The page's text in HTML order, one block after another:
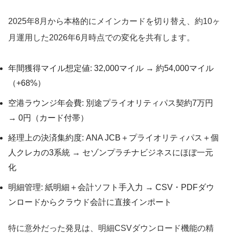
2025年8月から本格的にメインカードを切り替え、約10ヶ
月運用した2026年6月時点での変化を共有します。
年間獲得マイル想定値: 32,000マイル → 約54,000マイル
（+68%）
空港ラウンジ年会費: 別途プライオリティパス契約7万円
→ 0円（カード付帯）
経理上の決済集約度: ANA JCB＋プライオリティパス＋個
人クレカの3系統 → セゾンプラチナビジネスにほぼ一元
化
明細管理: 紙明細＋会計ソフト手入力 → CSV・PDFダウ
ンロードからクラウド会計に直接インポート
特に意外だった発見は、明細CSVダウンロード機能の精